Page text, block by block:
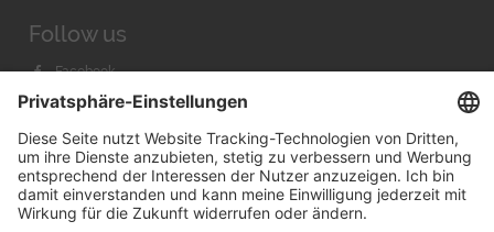
Follow us
Facebook
Instagram